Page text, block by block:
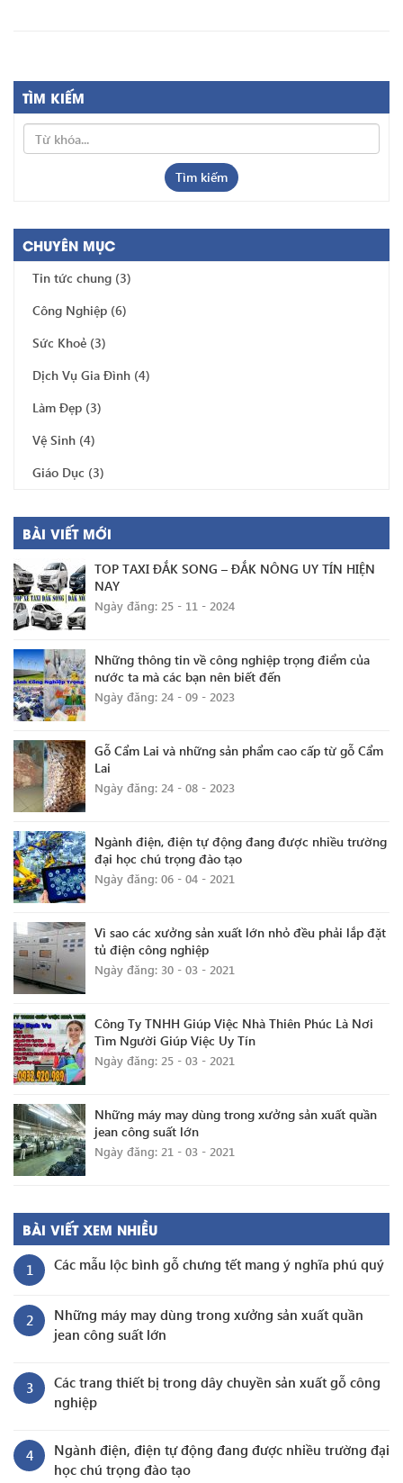
TÌM KIẾM
Tìm kiếm
CHUYÊN MỤC
Tin tức chung (3)
Công Nghiệp (6)
Sức Khoẻ (3)
Dịch Vụ Gia Đình (4)
Làm Đẹp (3)
Vệ Sinh (4)
Giáo Dục (3)
BÀI VIẾT MỚI
TOP TAXI ĐẮK SONG – ĐẮK NÔNG UY TÍN HIỆN
NAY
Ngày đăng: 25 - 11 - 2024
Những thông tin về công nghiệp trọng điểm của
nước ta mà các bạn nên biết đến
Ngày đăng: 24 - 09 - 2023
Gỗ Cẩm Lai và những sản phẩm cao cấp từ gỗ Cẩm
Lai
Ngày đăng: 24 - 08 - 2023
Ngành điện, điện tự động đang được nhiều trường
đại học chú trọng đào tạo
Ngày đăng: 06 - 04 - 2021
Vì sao các xưởng sản xuất lớn nhỏ đều phải lắp đặt
tủ điện công nghiệp
Ngày đăng: 30 - 03 - 2021
Công Ty TNHH Giúp Việc Nhà Thiên Phúc Là Nơi
Tìm Người Giúp Việc Uy Tín
Ngày đăng: 25 - 03 - 2021
Những máy may dùng trong xưởng sản xuất quần
jean công suất lớn
Ngày đăng: 21 - 03 - 2021
BÀI VIẾT XEM NHIỀU
1 Các mẫu lộc bình gỗ chưng tết mang ý nghĩa phú quý
2
Những máy may dùng trong xưởng sản xuất quần
jean công suất lớn
3
Các trang thiết bị trong dây chuyền sản xuất gỗ công
nghiệp
4
Ngành điện, điện tự động đang được nhiều trường đại
học chú trọng đào tạo